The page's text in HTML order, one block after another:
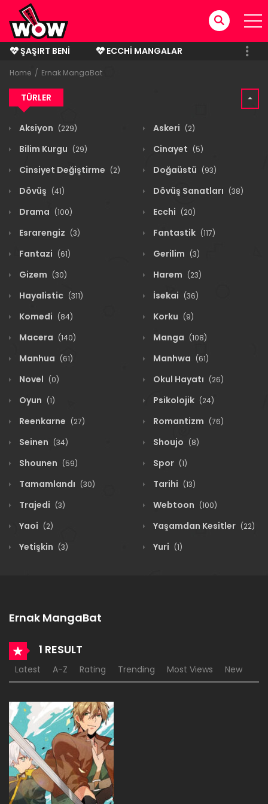
ŞAŞIRT BENI
ECCHI MANGALAR
BITMIŞ MANGALAR
Home Ernak MangaBat
TÜRLER
Aksiyon (229) Askeri (2)
Bilim Kurgu (29) Cinayet (5)
Cinsiyet Değiştirme (2) Doğaüstü (93)
Dövüş (41) Dövüş Sanatları (38)
Drama (100) Ecchi (20)
Esrarengiz (3) Fantastik (117)
Fantazi (61) Gerilim (3)
Gizem (30) Harem (23)
Hayalistic (311) İsekai (36)
Komedi (84) Korku (9)
Macera (140) Manga (108)
Manhua (61) Manhwa (61)
Novel (0) Okul Hayatı (26)
Oyun (1) Psikolojik (24)
Reenkarne (27) Romantizm (76)
Seinen (34) Shoujo (8)
Shounen (59) Spor (1)
Tamamlandı (30) Tarihi (13)
Trajedi (3) Webtoon (100)
Yaoi (2) Yaşamdan Kesitler (22)
Yetişkin (3) Yuri (1)
Ernak MangaBat
1 RESULT
Latest A-Z Rating Trending Most Views New